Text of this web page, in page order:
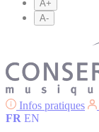
A+
A-
Infos pratiques
FR EN